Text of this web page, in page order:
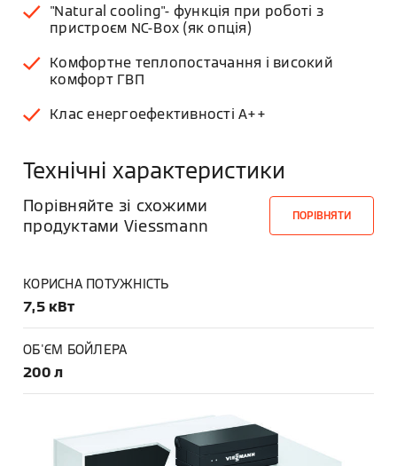
"Natural cooling"- функція при роботі з
пристроєм NC-Box (як опція)
Комфортне теплопостачання і високий
комфорт ГВП
Клас енергоефективності A++
Технічні характеристики
Порівняйте зі схожими
продуктами Viessmann
ПОРІВНЯТИ
КОРИСНА ПОТУЖНІСТЬ
7,5 кВт
ОБ'ЄМ БОЙЛЕРА
200 л